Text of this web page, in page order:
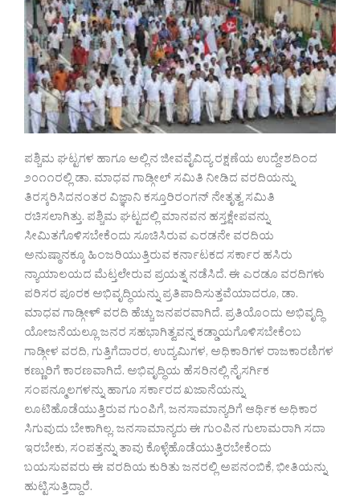
ಪಶ್ಚಿಮ ಘಟ್ಟಗಳ ಹಾಗೂ ಅಲ್ಲಿನ ಜೀವವೈವಿದ್ಯ ರಕ್ಷಣೆಯ ಉದ್ದೇಶದಿಂದ
೨೦೧೧ರಲ್ಲಿ ಡಾ. ಮಾಧವ ಗಾಡ್ಗೀಲ್ ಸಮಿತಿ ನೀಡಿದ ವರದಿಯನ್ನು
ತಿರಸ್ಕರಿಸಿದನಂತರ ವಿಜ್ಞಾನಿ ಕಸ್ತೂರಿರಂಗನ್ ನೇತೃತ್ವ ಸಮಿತಿ
ರಚಿಸಲಾಗಿತ್ತು. ಪಶ್ಚಿಮ ಘಟ್ಟದಲ್ಲಿ ಮಾನವನ ಹಸ್ತಕ್ಷೇಪವನ್ನು
ಸೀಮಿತಗೊಳಿಸಬೇಕೆಂದು ಸೂಚಿಸಿರುವ ಎರಡನೇ ವರದಿಯ
ಅನುಷ್ಠಾನಕ್ಕೂ ಹಿಂಜರಿಯುತ್ತಿರುವ ಕರ್ನಾಟಕದ ಸರ್ಕಾರ ಹಸಿರು
ನ್ಯಾಯಾಲಯದ ಮೆಟ್ತಲೇರುವ ಪ್ರಯತ್ನ ನಡೆಸಿದೆ. ಈ ಎರಡೂ ವರದಿಗಳು
ಪರಿಸರ ಪೂರಕ ಅಭಿವೃದ್ಧಿಯನ್ನು ಪ್ರತಿಪಾದಿಸುತ್ತವೆಯಾದರೂ, ಡಾ.
ಮಾಧವ ಗಾಡ್ಗೀಳ್ ವರದಿ ಹೆಚ್ಚು ಜನಪರವಾಗಿದೆ. ಪ್ರತಿಯೊಂದು ಅಭಿವೃದ್ಧಿ
ಯೋಜನೆಯಲ್ಲೂ ಜನರ ಸಹಭಾಗಿತ್ವವನ್ನ ಕಡ್ಡಾಯಗೊಳಿಸಬೇಕೆಂಬ
ಗಾಡ್ಗೀಳ ವರದಿ, ಗುತ್ತಿಗೆದಾರರ, ಉದ್ಯಮಿಗಳ, ಅಧಿಕಾರಿಗಳ ರಾಜಕಾರಣಿಗಳ
ಕಣ್ಣುರಿಗೆ ಕಾರಣವಾಗಿದೆ. ಅಭಿವೃದ್ಧಿಯ ಹೆಸರಿನಲ್ಲಿ ನೈಸರ್ಗಿಕ
ಸಂಪನ್ಮೂಲಗಳನ್ನು ಹಾಗೂ ಸರ್ಕಾರದ ಖಜಾನೆಯನ್ನು
ಲೂಟಿಹೊಡೆಯುತ್ತಿರುವ ಗುಂಪಿಗೆ, ಜನಸಾಮಾನ್ಯರಿಗೆ ಆರ್ಥಿಕ ಅಧಿಕಾರ
ಸಿಗುವುದು ಬೇಕಾಗಿಲ್ಲ. ಜನಸಾಮಾನ್ಯರು ಈ ಗುಂಪಿನ ಗುಲಾಮರಾಗಿ ಸದಾ
ಇರಬೇಕು, ಸಂಪತ್ತನ್ನು ತಾವು ಕೊಳ್ಳೆಹೊಡೆಯುತ್ತಿರಬೇಕೆಂದು
ಬಯಸುವವರು ಈ ವರದಿಯ ಕುರಿತು ಜನರಲ್ಲಿ ಅಪನಂಬಿಕೆ, ಭೀತಿಯನ್ನು
ಹುಟ್ಟಿಸುತ್ತಿದ್ದಾರೆ.